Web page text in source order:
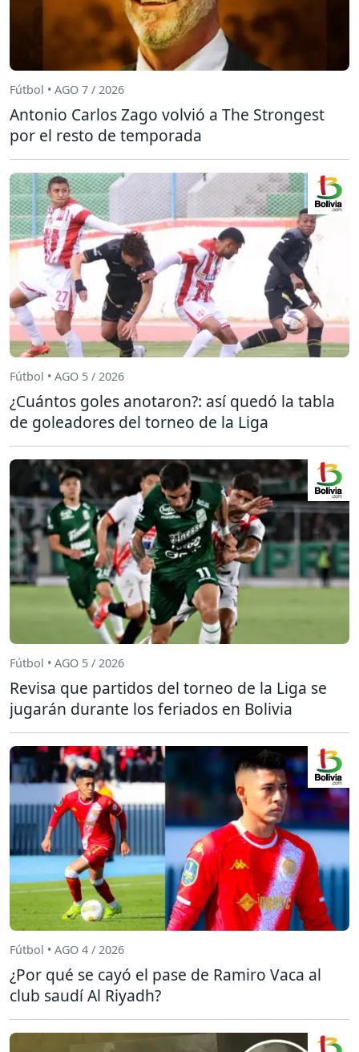
Fútbol • AGO 7 / 2026
Antonio Carlos Zago volvió a The Strongest
por el resto de temporada
Fútbol • AGO 5 / 2026
¿Cuántos goles anotaron?: así quedó la tabla
de goleadores del torneo de la Liga
Fútbol • AGO 5 / 2026
Revisa que partidos del torneo de la Liga se
jugarán durante los feriados en Bolivia
Fútbol • AGO 4 / 2026
¿Por qué se cayó el pase de Ramiro Vaca al
club saudí Al Riyadh?